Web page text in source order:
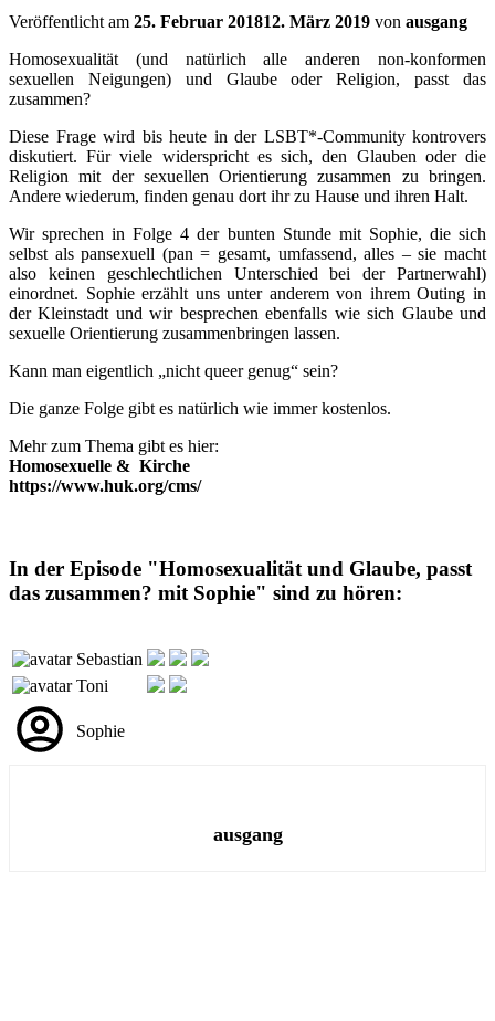
Veröffentlicht am 25. Februar 201812. März 2019 von ausgang
Homosexualität (und natürlich alle anderen non-konformen
sexuellen Neigungen) und Glaube oder Religion, passt das
zusammen?
Diese Frage wird bis heute in der LSBT*-Community kontrovers
diskutiert. Für viele widerspricht es sich, den Glauben oder die
Religion mit der sexuellen Orientierung zusammen zu bringen.
Andere wiederum, finden genau dort ihr zu Hause und ihren Halt.
Wir sprechen in Folge 4 der bunten Stunde mit Sophie, die sich
selbst als pansexuell (pan = gesamt, umfassend, alles – sie macht
also keinen geschlechtlichen Unterschied bei der Partnerwahl)
einordnet. Sophie erzählt uns unter anderem von ihrem Outing in
der Kleinstadt und wir besprechen ebenfalls wie sich Glaube und
sexuelle Orientierung zusammenbringen lassen.
Kann man eigentlich „nicht queer genug“ sein?
Die ganze Folge gibt es natürlich wie immer kostenlos.
Mehr zum Thema gibt es hier:
Homosexuelle & Kirche
https://www.huk.org/cms/
In der Episode "Homosexualität und Glaube, passt
das zusammen? mit Sophie" sind zu hören:
Sebastian
Toni
Sophie
ausgang